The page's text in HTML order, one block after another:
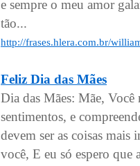
e sempre o meu amor
tão...
http://frases.hlera.com.br/
Feliz Dia das Mães
Dia das Mães: Mãe, Você
sentimentos, e
devem ser as coisas mais
você, E eu só espero que